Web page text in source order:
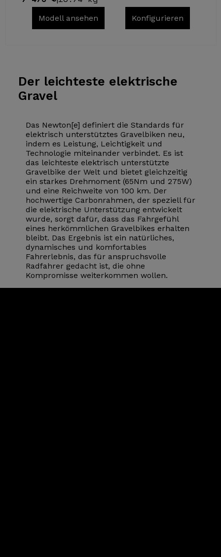
Modell ansehen Konfigurieren
Der leichteste elektrische
Gravel
Das Newton[e] definiert die Standards für
elektrisch unterstütztes Gravelbiken neu,
indem es Leistung, Leichtigkeit und
Technologie miteinander verbindet. Es ist
das leichteste elektrisch unterstützte
Gravelbike der Welt und bietet gleichzeitig
ein starkes Drehmoment (65Nm und 275W)
und eine Reichweite von 100 km. Der
hochwertige Carbonrahmen, der speziell für
die elektrische Unterstützung entwickelt
wurde, sorgt dafür, dass das Fahrgefühl
eines herkömmlichen Gravelbikes erhalten
bleibt. Das Ergebnis ist ein natürliches,
dynamisches und komfortables
Fahrerlebnis, das für anspruchsvolle
Radfahrer gedacht ist, die ohne
Kompromisse weiterkommen wollen.